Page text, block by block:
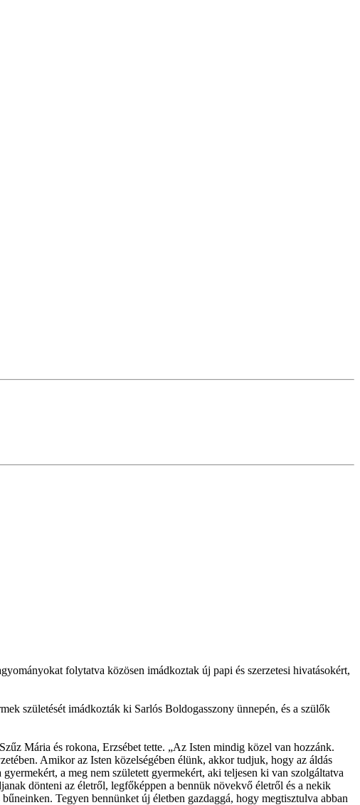
folytatva közösen imádkoztak új papi és szerzetesi hivatásokért,
születését imádkozták ki Sarlós Boldogasszony ünnepén, és a szülők
Mária és rokona, Erzsébet tette. „Az Isten mindig közel van hozzánk.
Amikor az Isten közelségében élünk, akkor tudjuk, hogy az áldás
a meg nem született gyermekért, aki teljesen ki van szolgáltatva
dönteni az életről, legfőképpen a bennük növekvő életről és a nekik
Tegyen bennünket új életben gazdaggá, hogy megtisztulva abban